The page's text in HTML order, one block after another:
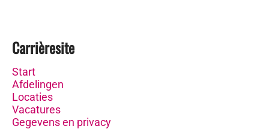
Carrièresite
Start
Afdelingen
Locaties
Vacatures
Gegevens en privacy